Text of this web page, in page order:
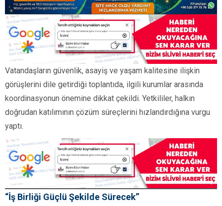
Vatandaşların güvenlik, asayiş ve yaşam kalitesine ilişkin
görüşlerini dile getirdiği toplantıda, ilgili kurumlar arasında
koordinasyonun önemine dikkat çekildi. Yetkililer, halkın
doğrudan katılımının çözüm süreçlerini hızlandırdığına vurgu
yaptı.
“İş Birliği Güçlü Şekilde Sürecek”